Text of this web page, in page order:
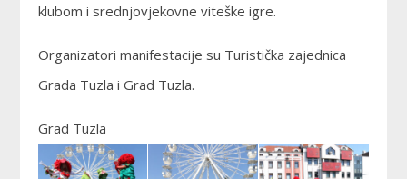
klubom i srednjovjekovne viteške igre.
Organizatori manifestacije su Turistička zajednica
Grada Tuzla i Grad Tuzla.
Grad Tuzla